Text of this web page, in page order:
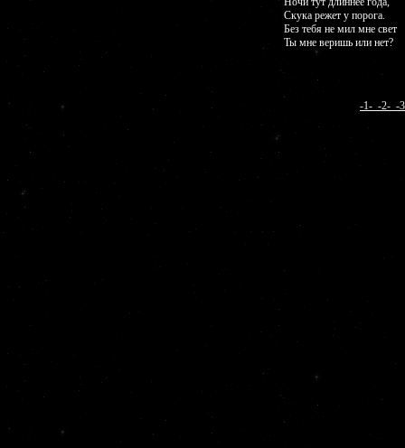
Скука режет у порога.
Без тебя не мил мне свет
Ты мне веришь или нет?
-1- -2- -